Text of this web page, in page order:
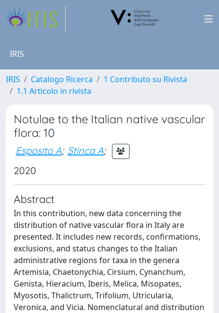
IRIS
IRIS Catalogo Ricerca
1 Contributo su Rivista
1.1 Articolo in rivista
Notulae to the Italian native vascular
flora: 10
Esposito A; Stinca A;
2020
Abstract
In this contribution, new data concerning the
distribution of native vascular flora in Italy are
presented. It includes new records, confirmations,
exclusions, and status changes to the Italian
administrative regions for taxa in the genera
Artemisia, Chaetonychia, Cirsium, Cynanchum,
Genista, Hieracium, Iberis, Melica, Misopates,
Myosotis, Thalictrum, Trifolium, Utricularia,
Veronica, and Vicia. Nomenclatural and distribution